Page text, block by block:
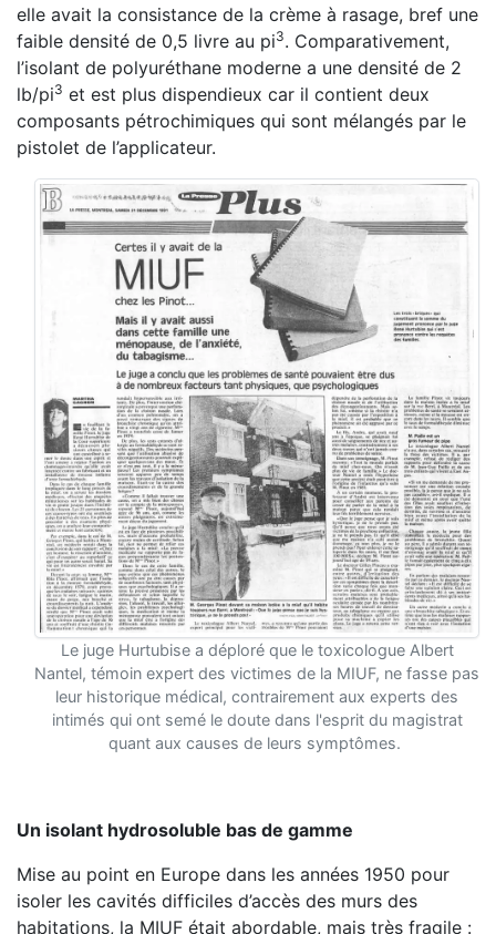
elle avait la consistance de la crème à rasage, bref une
faible densité de 0,5 livre au pi3. Comparativement,
l’isolant de polyuréthane moderne a une densité de 2
lb/pi3 et est plus dispendieux car il contient deux
composants pétrochimiques qui sont mélangés par le
pistolet de l’applicateur.
Le juge Hurtubise a déploré que le toxicologue Albert
Nantel, témoin expert des victimes de la MIUF, ne fasse pas
leur historique médical, contrairement aux experts des
intimés qui ont semé le doute dans l'esprit du magistrat
quant aux causes de leurs symptômes.
Un isolant hydrosoluble bas de gamme
Mise au point en Europe dans les années 1950 pour
isoler les cavités difficiles d’accès des murs des
habitations, la MIUF était abordable, mais très fragile :